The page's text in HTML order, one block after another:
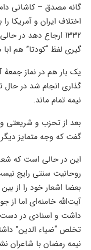
گانه مصدق – کاشانی
1332 ارجاع دهد در
گیری لفظ “کودتا” هم
گذاری انجام شد در
نیمه تمام ماند.
بعد از تحزب و شریعتی
گفت که وجه متمایز
این در حالی است که
روحانیت سنتی رایج
بعضا اشعار خود را از
آیت‌الله خامنه‌ای اما از
تخلص “ضیاء الدین”
نیمه رمضان با شاعران